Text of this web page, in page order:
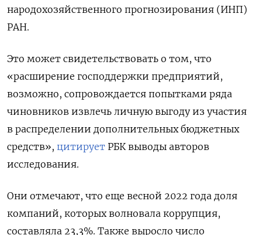
народохозяйственного прогнозирования (ИНП)
РАН.
Это может свидетельствовать о том, что
«расширение господдержки предприятий,
возможно, сопровождается попытками ряда
чиновников извлечь личную выгоду из участия
в распределении дополнительных бюджетных
средств», цитирует РБК выводы авторов
исследования.
Они отмечают, что еще весной 2022 года доля
компаний, которых волновала коррупция,
составляла 23,3%. Также выросло число